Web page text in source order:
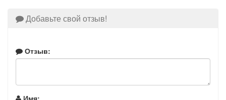
Добавьте свой отзыв!
Отзыв: